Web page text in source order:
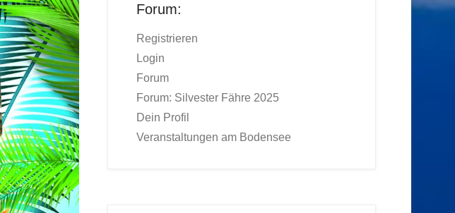
Forum:
Registrieren
Login
Forum
Forum: Silvester Fähre 2025
Dein Profil
Veranstaltungen am Bodensee